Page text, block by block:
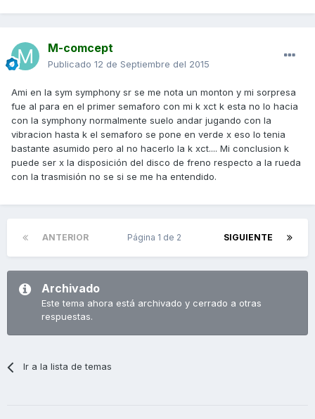
M-comcept
Publicado 12 de Septiembre del 2015
Ami en la sym symphony sr se me nota un monton y mi sorpresa
fue al para en el primer semaforo con mi k xct k esta no lo hacia
con la symphony normalmente suelo andar jugando con la
vibracion hasta k el semaforo se pone en verde x eso lo tenia
bastante asumido pero al no hacerlo la k xct.... Mi conclusion k
puede ser x la disposición del disco de freno respecto a la rueda
con la trasmisión no se si se me ha entendido.
ANTERIOR SIGUIENTE
Página 1 de 2
Archivado
Este tema ahora está archivado y cerrado a otras
respuestas.
Ir a la lista de temas